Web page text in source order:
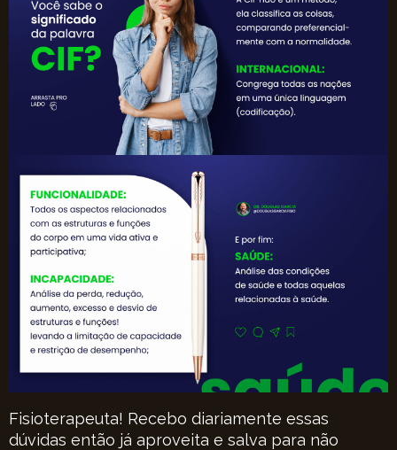
Fisioterapeuta! Recebo diariamente essas
dúvidas então já aproveita e salva para não